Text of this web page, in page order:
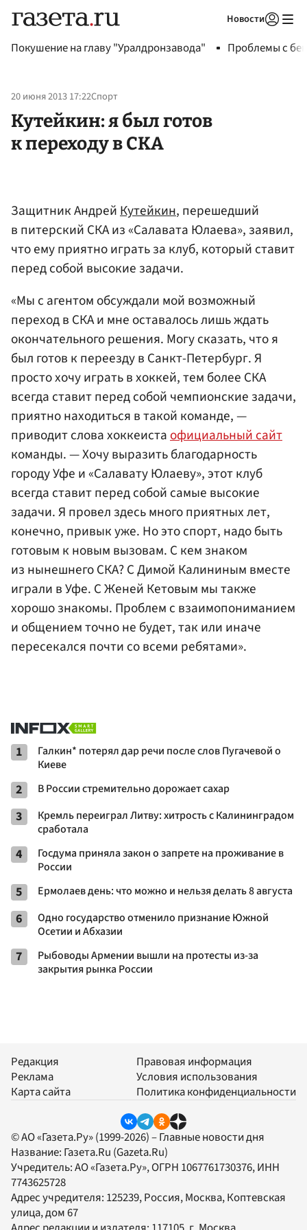
Новости
Покушение на главу "Уралдронзавода" Проблемы с
20 июня 2013 17:22Спорт
Кутейкин: я был готов
к переходу в СКА
Защитник АндрейКутейкин, перешедший
в питерский СКА из «Салавата Юлаева», заявил,
что ему приятно играть за клуб, который ставит
перед собой высокие задачи.
«Мы с агентом обсуждали мой возможный
переход в СКА и мне оставалось лишь ждать
окончательного решения. Могу сказать, что я
был готов к переезду в Санкт-Петербург. Я
просто хочу играть в хоккей, тем более СКА
всегда ставит перед собой чемпионские задачи,
приятно находиться в такой команде, —
приводит слова хоккеистаофициальный сайт
команды. — Хочу выразить благодарность
городу Уфе и «Салавату Юлаеву», этот клуб
всегда ставит перед собой самые высокие
задачи. Я провел здесь много приятных лет,
конечно, привык уже. Но это спорт, надо быть
готовым к новым вызовам. С кем знаком
из нынешнего СКА? С Димой Калининым вместе
играли в Уфе. С Женей Кетовым мы также
хорошо знакомы. Проблем с взаимопониманием
и общением точно не будет, так или иначе
пересекался почти со всеми ребятами».
1
Галкин* потерял дар речи после слов Пугачевой о
Киеве
2 В России стремительно дорожает сахар
3
Кремль переиграл Литву: хитрость с Калининградом
сработала
4
Госдума приняла закон о запрете на проживание в
России
5 Ермолаев день: что можно и нельзя делать 8 августа
6
Одно государство отменило признание Южной
Осетии и Абхазии
7
Рыбоводы Армении вышли на протесты из-за
закрытия рынка России
Редакция
Реклама
Карта сайта
Правовая информация
Условия использования
Политика конфиденциальности
© АО «Газета.Ру» (1999-2026) – Главные новости дня
Название: Газета.Ru (Gazeta.Ru)
Учредитель:АО «Газета.Ру», ОГРН 1067761730376, ИНН
7743625728
Адрес учредителя: 125239, Россия, Москва, Коптевская
улица, дом 67